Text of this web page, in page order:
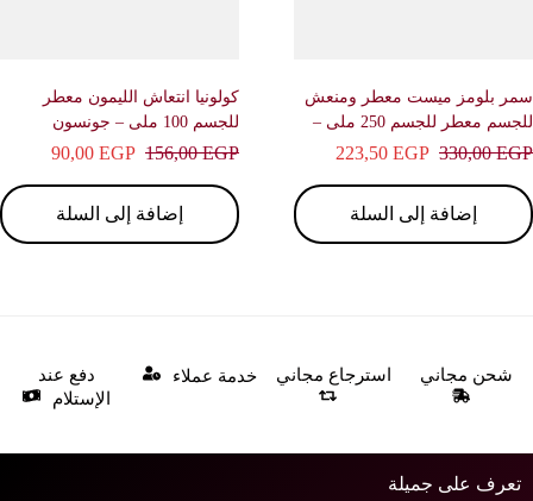
بلومز ميست معطر ومنعش
للجسم معطر للجسم 250 ملى –
330,00
223,50EGP
إضافة إلى السلة
كولونيا انتعاش الليمون معطر
للجسم 100 ملى – جونسون
156,00EGP
90,00EGP
إضافة إلى السلة
شحن مجاني استرجاع مجاني خدمة عملاء
دفع عند
الإستلام
على جميلة